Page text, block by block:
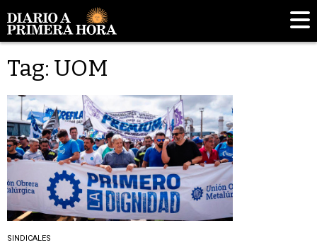
Tag: UOM
SINDICALES